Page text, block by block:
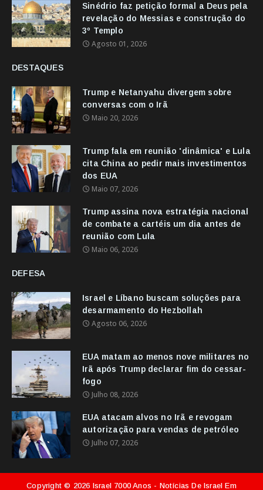
Sinédrio faz petição formal a Deus pela
revelação do Messias e construção do
3º Templo
Agosto 01, 2026
DESTAQUES
Trump e Netanyahu divergem sobre
conversas com o Irã
Maio 20, 2026
Trump fala em reunião 'dinâmica' e Lula
cita China ao pedir mais investimentos
dos EUA
Maio 07, 2026
Trump assina nova estratégia nacional
de combate a cartéis um dia antes de
reunião com Lula
Maio 06, 2026
DEFESA
Israel e Líbano buscam soluções para
desarmamento do Hezbollah
Agosto 06, 2026
EUA matam ao menos nove militares no
Irã após Trump declarar fim do cessar-
fogo
Julho 08, 2026
EUA atacam alvos no Irã e revogam
autorização para vendas de petróleo
Julho 07, 2026
Copyright © 2026 Israel 7000 Anos - Notícias De Israel Em